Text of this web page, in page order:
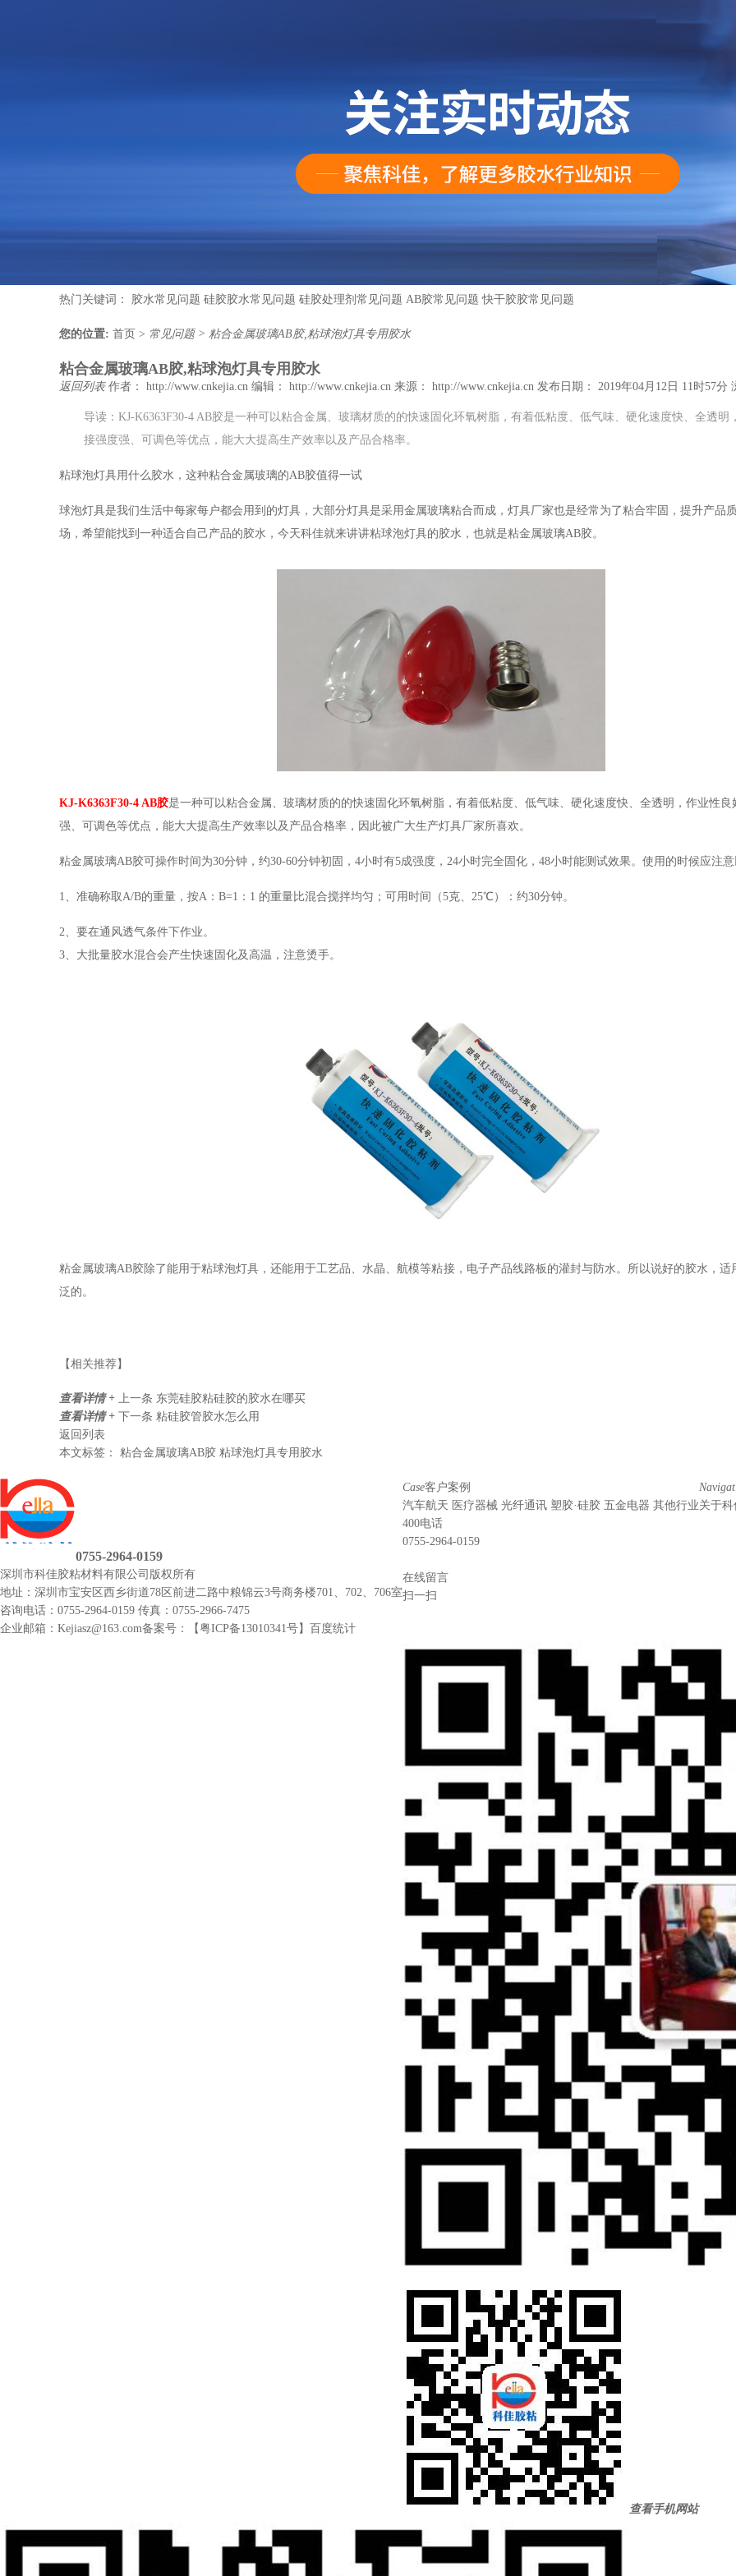
热门关键词： 胶水常见问题 硅胶胶水常见问题 硅胶处理剂常见问题 AB胶常见问题 快干胶胶常见问题
您的位置: 首页 > 常见问题 > 粘合金属玻璃AB胶,粘球泡灯具专用胶水
粘合金属玻璃AB胶,粘球泡灯具专用胶水
返回列表 作者： http://www.cnkejia.cn 编辑： http://www.cnkejia.cn 来源： http://www.cnkejia.cn 发布日期： 2019年04月12日 11时57分
导读：KJ-K6363F30-4 AB胶是一种可以粘合金属、玻璃材质的的快速固化环氧树脂，有着低粘度、低气味、硬化速度快、全透明
接强度强、可调色等优点，能大大提高生产效率以及产品合格率。
粘球泡灯具用什么胶水，这种粘合金属玻璃的AB胶值得一试
球泡灯具是我们生活中每家每户都会用到的灯具，大部分灯具是采用金属玻璃粘合而成，灯具厂家也是经常为了粘合牢固，提升产品
场，希望能找到一种适合自己产品的胶水，今天科佳就来讲讲粘球泡灯具的胶水，也就是粘金属玻璃AB胶。
KJ-K6363F30-4 AB胶是一种可以粘合金属、玻璃材质的的快速固化环氧树脂，有着低粘度、低气味、硬化速度快、全透明，作业性良
强、可调色等优点，能大大提高生产效率以及产品合格率，因此被广大生产灯具厂家所喜欢。
粘金属玻璃AB胶可操作时间为30分钟，约30-60分钟初固，4小时有5成强度，24小时完全固化，48小时能测试效果。使用的时候应注意
1、准确称取A/B的重量，按A：B=1：1 的重量比混合搅拌均匀；可用时间（5克、25℃）：约30分钟。
2、要在通风透气条件下作业。
3、大批量胶水混合会产生快速固化及高温，注意烫手。
粘金属玻璃AB胶除了能用于粘球泡灯具，还能用于工艺品、水晶、航模等粘接，电子产品线路板的灌封与防水。所以说好的胶水，适
泛的。
【相关推荐】
查看详情 + 上一条 东莞硅胶粘硅胶的胶水在哪买
查看详情 + 下一条 粘硅胶管胶水怎么用
返回列表
本文标签： 粘合金属玻璃AB胶 粘球泡灯具专用胶水
0755-2964-0159
深圳市科佳胶粘材料有限公司 版权所有
地址：深圳市宝安区西乡街道78区前进二路中粮锦云3号商务楼701、702、706室
咨询电话：0755-2964-0159 传真：0755-2966-7475
企业邮箱：Kejiasz@163.com备案号：【粤ICP备13010341号】 百度统计
Case客户案例
汽车航天 医疗器械 光纤通讯 塑胶·硅胶 五金电器 其他行业关于科
查看手机网站
400电话
0755-2964-0159
在线留言
扫一扫